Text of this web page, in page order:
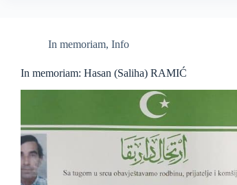
In memoriam, Info
In memoriam: Hasan (Saliha) RAMIĆ